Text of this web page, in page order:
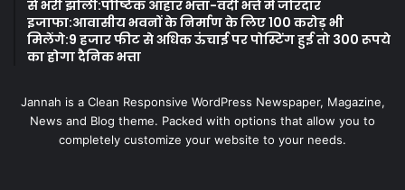
से भरी झोली:पौष्टिक आहार भत्ता-वर्दी भत्ते में जोरदार
इजाफा:आवासीय भवनों के निर्माण के लिए 100 करोड़ भी
मिलेंगे:9 हजार फीट से अधिक ऊंचाई पर पोस्टिंग हुई तो 300 रूपये
का होगा दैनिक भत्ता
Jannah is a Clean Responsive WordPress Newspaper, Magazine,
News and Blog theme. Packed with options that allow you to
completely customize your website to your needs.